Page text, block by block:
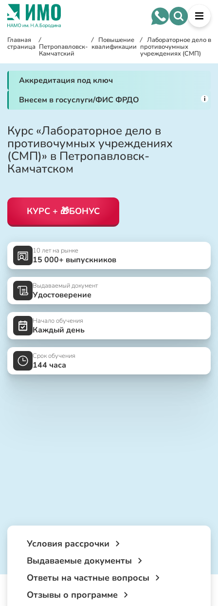
Главная
страница
/
Петропавловск-
Камчатский
/ Повышение
квалификации
/ Лабораторное дело в
противочумных
учреждениях (СМП)
Аккредитация под ключ
Внесем в госуслуги/ФИС ФРДО
i
Курс «Лабораторное дело в
противочумных учреждениях
(СМП)» в Петропавловск-
Камчатском
КУРС + 🎁БОНУС
10 лет на рынке
15 000+ выпускников
Выдаваемый документ
Удостоверение
Начало обучения
Каждый день
Срок обучения
144 часа
Условия рассрочки
Выдаваемые документы
Ответы на частные вопросы
Отзывы о программе